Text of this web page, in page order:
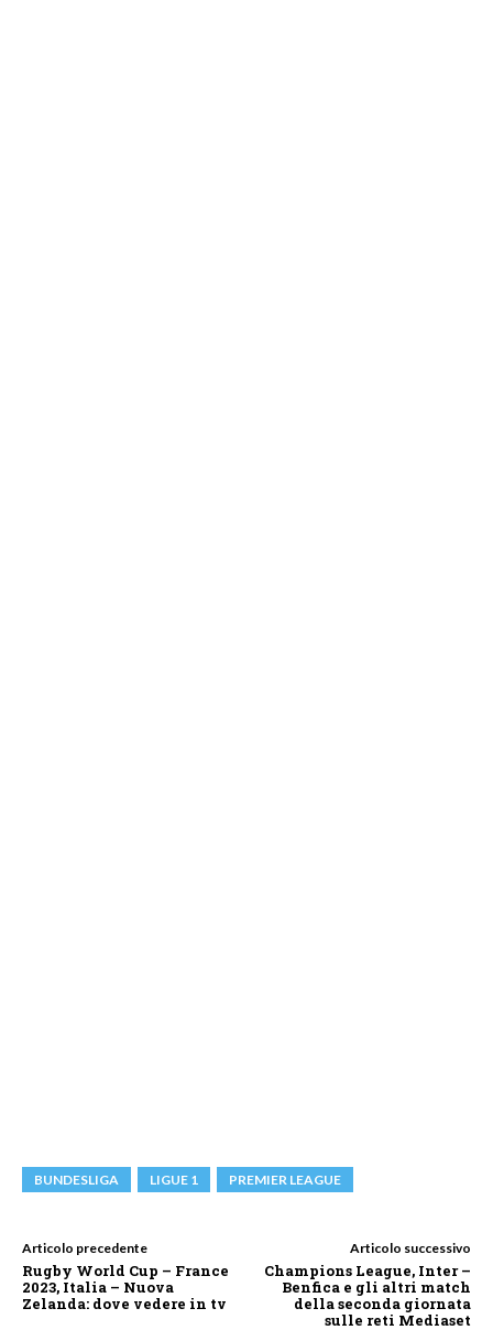
BUNDESLIGA LIGUE 1 PREMIER LEAGUE
Articolo precedente
Rugby World Cup – France
2023, Italia – Nuova
Zelanda: dove vedere in tv
Articolo successivo
Champions League, Inter –
Benfica e gli altri match
della seconda giornata
sulle reti Mediaset